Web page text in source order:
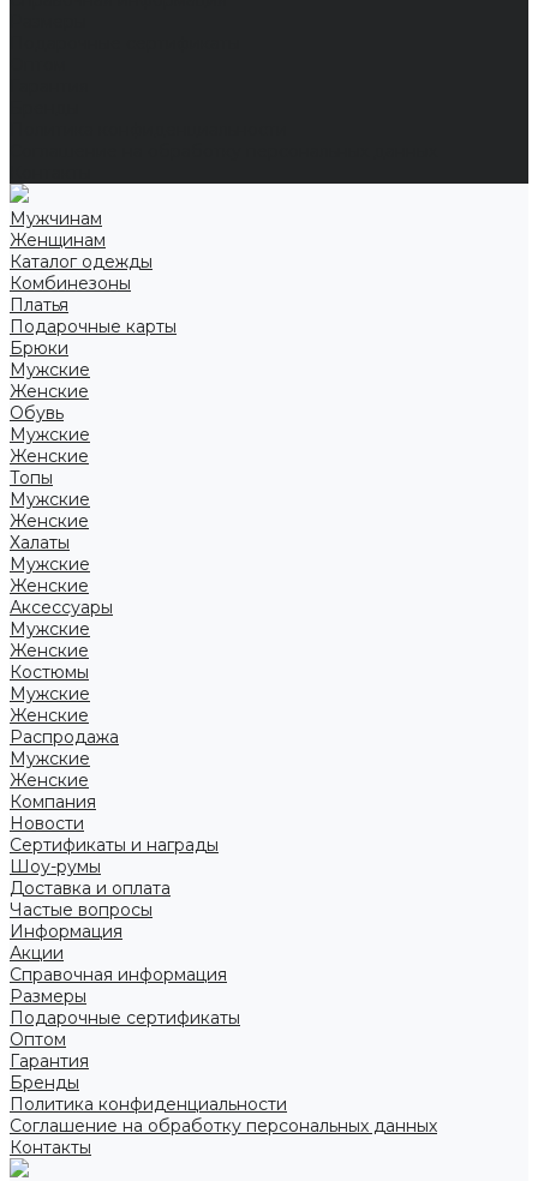
Мужчинам
Женщинам
Каталог одежды
Комбинезоны
Платья
Подарочные карты
Брюки
Мужские
Женские
Обувь
Мужские
Женские
Топы
Мужские
Женские
Халаты
Мужские
Женские
Аксессуары
Мужские
Женские
Костюмы
Мужские
Женские
Распродажа
Мужские
Женские
Компания
Новости
Сертификаты и награды
Шоу-румы
Доставка и оплата
Частые вопросы
Информация
Акции
Справочная информация
Размеры
Подарочные сертификаты
Оптом
Гарантия
Бренды
Политика конфиденциальности
Соглашение на обработку персональных данных
Контакты